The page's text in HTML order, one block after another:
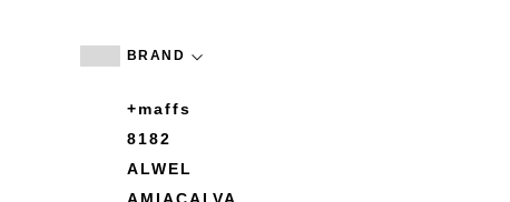
BRAND
+maffs
8182
ALWEL